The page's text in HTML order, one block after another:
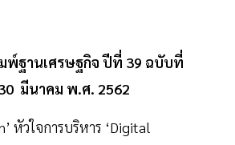
พ์ฐานเศรษฐกิจ ปีที่ 39 ฉบับที่
มีนาคม พ.ศ. 2562